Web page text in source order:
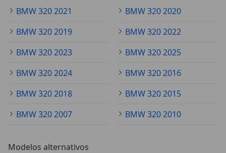
BMW 320 2021
BMW 320 2020
BMW 320 2019
BMW 320 2022
BMW 320 2023
BMW 320 2025
BMW 320 2024
BMW 320 2016
BMW 320 2018
BMW 320 2015
BMW 320 2007
BMW 320 2010
Modelos alternativos